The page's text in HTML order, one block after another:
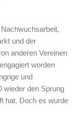
und der
anderen Vereinen
worden
und
wieder den Sprung
hat. Doch es wurde